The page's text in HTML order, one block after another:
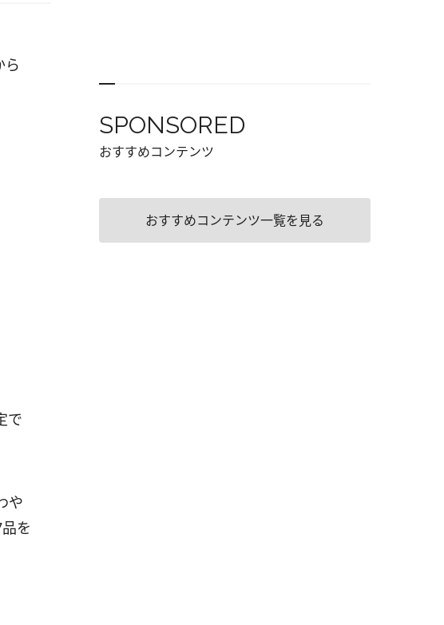
ら
で
や
を
SPONSORED
おすすめコンテンツ
おすすめコンテンツ一覧を見る